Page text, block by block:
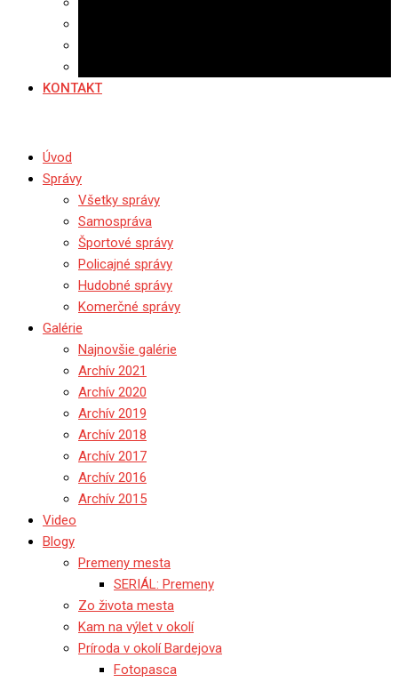
KONTAKT
Úvod
Správy
Všetky správy
Samospráva
Športové správy
Policajné správy
Hudobné správy
Komerčné správy
Galérie
Najnovšie galérie
Archív 2021
Archív 2020
Archív 2019
Archív 2018
Archív 2017
Archív 2016
Archív 2015
Video
Blogy
Premeny mesta
SERIÁL: Premeny
Zo života mesta
Kam na výlet v okolí
Príroda v okolí Bardejova
Fotopasca